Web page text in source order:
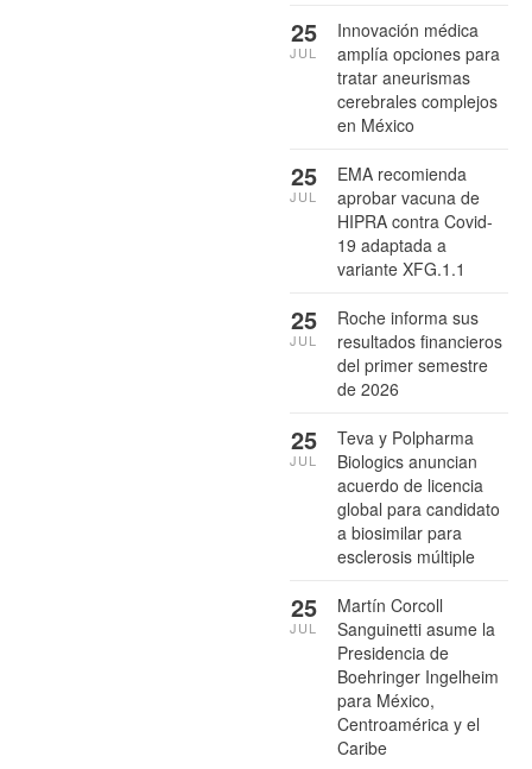
Innovación médica
amplía opciones para
tratar aneurismas
cerebrales complejos
en México
25
JUL
EMA recomienda
aprobar vacuna de
HIPRA contra Covid-
19 adaptada a
variante XFG.1.1
25
JUL
Roche informa sus
resultados financieros
del primer semestre
de 2026
25
JUL
Teva y Polpharma
Biologics anuncian
acuerdo de licencia
global para candidato
a biosimilar para
esclerosis múltiple
25
JUL
Martín Corcoll
Sanguinetti asume la
Presidencia de
Boehringer Ingelheim
para México,
Centroamérica y el
Caribe
25
JUL